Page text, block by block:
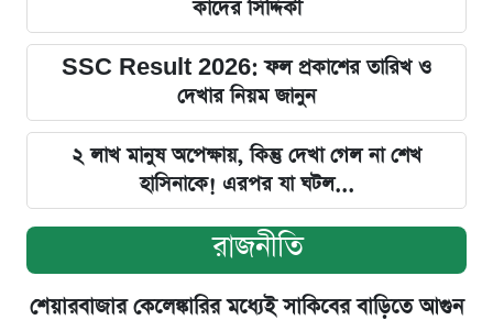
কাদের সিদ্দিকী
SSC Result 2026: ফল প্রকাশের তারিখ ও
দেখার নিয়ম জানুন
২ লাখ মানুষ অপেক্ষায়, কিন্তু দেখা গেল না শেখ
হাসিনাকে! এরপর যা ঘটল...
রাজনীতি
শেয়ারবাজার কেলেঙ্কারির মধ্যেই সাকিবের বাড়িতে আগুন